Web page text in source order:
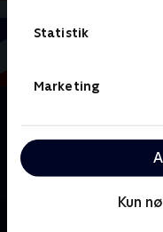
Statistik
Marketing
Kun
'Javel, hr. minister',
graderne og er